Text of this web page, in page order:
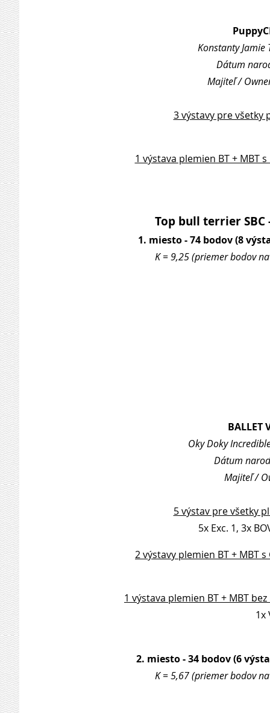
Konstanty Jamie
Dátum
Majiteľ /
3 výstavy pre všetky
1 výstava plemien BT + MBT
Top bull terrier
1. miesto - 74 bodov (8
K = 9,25 (priemer bodov
BALLET
Oky Doky
Dátum
Majiteľ /
5 výstav pre všetky
5x Exc. 1, 3x
2 výstavy plemien BT + MBT
1 výstava plemien BT + MBT
1x
2. miesto - 34 bodov (6
K = 5,67 (priemer bodov